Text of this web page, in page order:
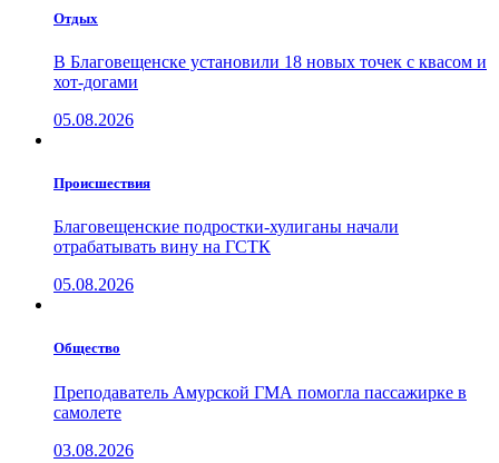
Отдых
В Благовещенске установили 18 новых точек с квасом и
хот-догами
05.08.2026
Проиcшествия
Благовещенские подростки-хулиганы начали
отрабатывать вину на ГСТК
05.08.2026
Общество
Преподаватель Амурской ГМА помогла пассажирке в
самолете
03.08.2026